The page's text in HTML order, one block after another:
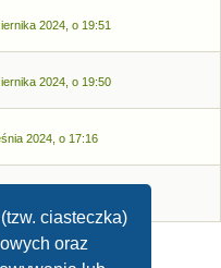
ciasteczka)
oraz
2024, o 19:51
2024, o 19:50
2024, o 17:16